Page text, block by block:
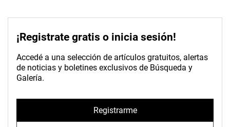
¡Registrate gratis o inicia sesión!
Accedé a una selección de artículos gratuitos, alertas
de noticias y boletines exclusivos de Búsqueda y
Galería.
Registrarme